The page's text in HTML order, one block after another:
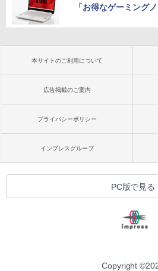
「お得なゲーミングノ
本サイトのご利用について
広告掲載のご案内
プライバシーポリシー
インプレスグループ
PC版で見る
Copyright ©